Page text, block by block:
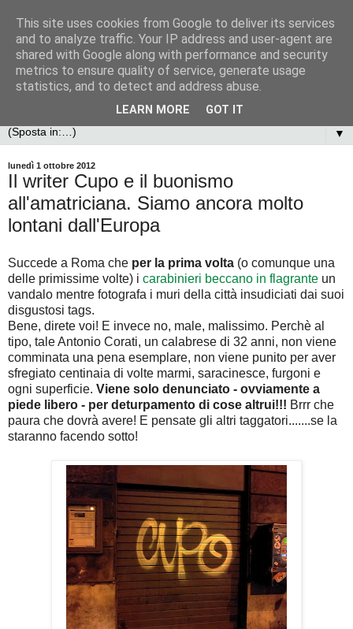
▼
lunedì 1 ottobre 2012
Il writer Cupo e il buonismo
all'amatriciana. Siamo ancora molto
lontani dall'Europa
Succede a Roma che per la prima volta (o comunque una
delle primissime volte) i carabinieri beccano in flagrante un
vandalo mentre fotografa i muri della città insudiciati dai suoi
disgustosi tags.
Bene, direte voi! E invece no, male, malissimo. Perchè al
tipo, tale Antonio Corati, un calabrese di 32 anni, non viene
comminata una pena esemplare, non viene punito per aver
sfregiato centinaia di volte marmi, saracinesce, furgoni e
ogni superficie. Viene solo denunciato - ovviamente a
piede libero - per deturpamento di cose altrui!!! Brrr che
paura che dovrà avere! E pensate gli altri taggatori.......se la
staranno facendo sotto!
This site uses cookies from Google to deliver its services
and to analyze traffic. Your IP address and user-agent are
shared with Google along with performance and security
metrics to ensure quality of service, generate usage
statistics, and to detect and address abuse.
LEARN MORE GOT IT